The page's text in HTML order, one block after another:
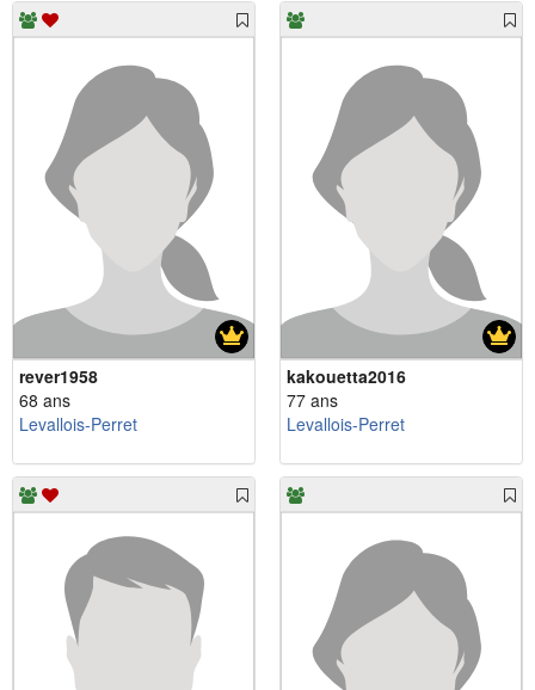
rever1958
68 ans
Levallois-Perret
kakouetta2016
77 ans
Levallois-Perret